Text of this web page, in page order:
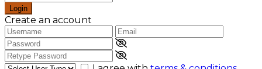
Login
Create an account